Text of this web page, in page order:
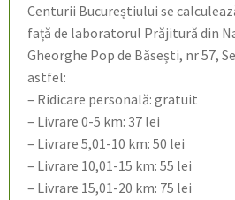
Centurii Bucureștiului se
față de laboratorul Prăjitură din
Gheorghe Pop de Băsești, nr 57,
astfel:
– Ridicare personală: gratuit
– Livrare 0-5 km: 37 lei
– Livrare 5,01-10 km: 50 lei
– Livrare 10,01-15 km: 55 lei
– Livrare 15,01-20 km: 75 lei